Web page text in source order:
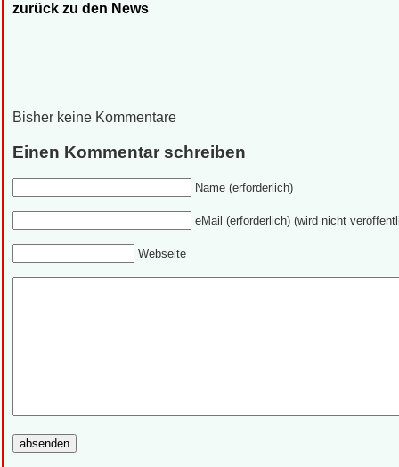
zurück zu den News
Bisher keine Kommentare
Einen Kommentar schreiben
Name (erforderlich)
eMail (erforderlich) (wird nicht
Webseite